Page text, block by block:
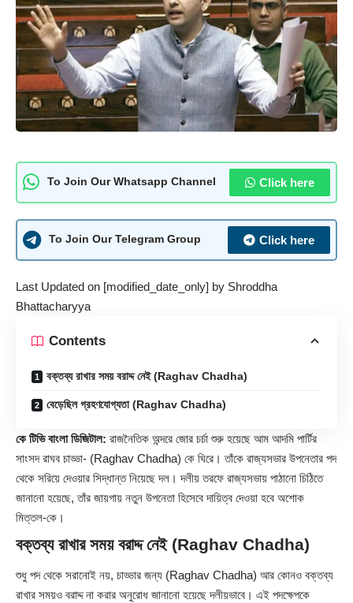
To Join Our Whatsapp Channel Click here
To Join Our Telegram Group Click here
Last Updated on [modified_date_only] by Shroddha
Bhattacharyya
Contents
বক্তব্য রাখার সময় বরাদ্দ নেই (Raghav Chadha)
বেড়েছিল গ্রহণযোগ্যতা (Raghav Chadha)
কে টিভি বাংলা ডিজিটাল: রাজনৈতিক অন্দরে জোর চর্চা শুরু হয়েছে আম আদমি পার্টির
সাংসদ রাঘব চাড্ডা- (Raghav Chadha) কে ঘিরে। তাঁকে রাজ্যসভার উপনেতার পদ
থেকে সরিয়ে দেওয়ার সিদ্ধান্ত নিয়েছে দল। দলীয় তরফে রাজ্যসভায় পাঠানো চিঠিতে
জানানো হয়েছে, তাঁর জায়গায় নতুন উপনেতা হিসেবে দায়িত্ব দেওয়া হবে অশোক
মিত্তল-কে।
বক্তব্য রাখার সময় বরাদ্দ নেই (Raghav Chadha)
শুধু পদ থেকে সরানোই নয়, চাড্ডার জন্য (Raghav Chadha) আর কোনও বক্তব্য
রাখার সময়ও বরাদ্দ না করার অনুরোধ জানানো হয়েছে দলীয়ভাবে। এই পদক্ষেপকে